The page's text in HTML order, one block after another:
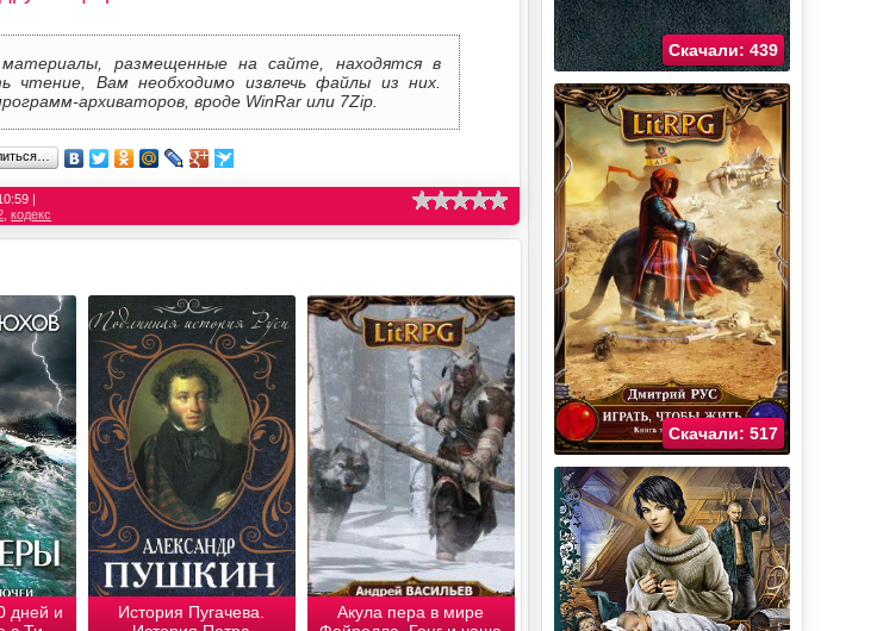
размещенные на сайте, находятся в
чтение, Вам необходимо извлечь файлы из них.
архиваторов, вроде WinRar или 7Zip.
,кодекс
дней и
История Пугачева.
Акула пера в мире
Скачали: 439
Скачали: 517